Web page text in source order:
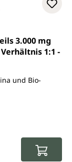
5 Sternen
3.000 mg
1:1 -
und Bio-